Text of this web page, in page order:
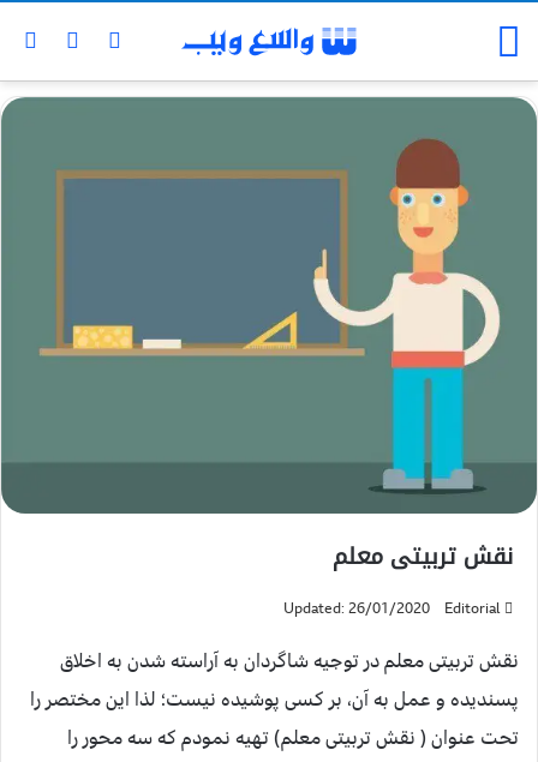
نقش تربیتی معلم
Editorial
Updated: 26/01/2020
نقش تربیتی معلم در توجیه شاگردان به آراسته شدن به اخلاق
پسندیده و عمل به آن، بر کسی پوشیده نیست؛ لذا این مختصر را
تحت عنوان ( نقش تربیتی معلم) تهیه نمودم که سه محور را